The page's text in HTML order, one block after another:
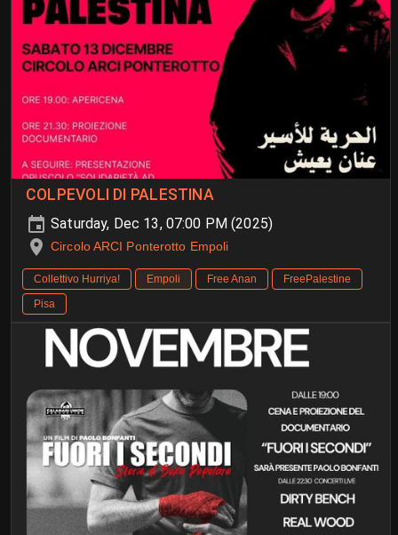
COLPEVOLI DI PALESTINA
Saturday, Dec 13, 07:00 PM (2025)
Circolo ARCI Ponterotto Empoli
Collettivo Hurriya! Empoli Free Anan
FreePalestine
Pisa